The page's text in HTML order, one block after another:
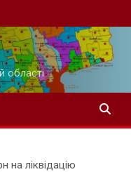
області
на ліквідацію